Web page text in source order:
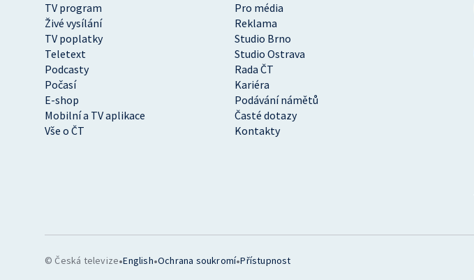
TV program
Pro média
Živé vysílání
Reklama
TV poplatky
Studio Brno
Teletext
Studio Ostrava
Podcasty
Rada ČT
Počasí
Kariéra
E-shop
Podávání námětů
Mobilní a TV aplikace
Časté dotazy
Vše o ČT
Kontakty
© Česká televize•English•Ochrana soukromí•Přístupnost